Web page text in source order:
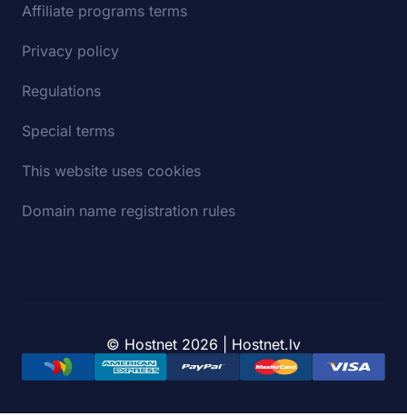
Affiliate programs terms
Privacy policy
Regulations
Special terms
This website uses cookies
Domain name registration rules
© Hostnet 2026 | Hostnet.lv